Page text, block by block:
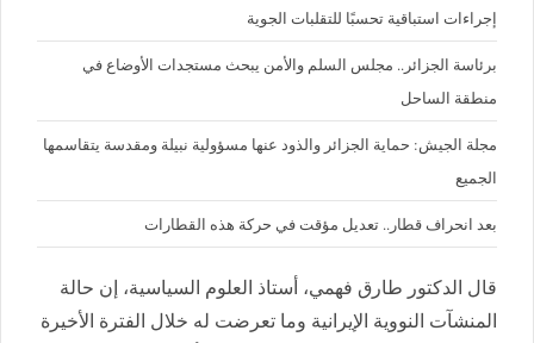
إجراءات استباقية تحسبًا للتقلبات الجوية
برئاسة الجزائر.. مجلس السلم والأمن يبحث مستجدات الأوضاع في
منطقة الساحل
مجلة الجيش: حماية الجزائر والذود عنها مسؤولية نبيلة ومقدسة يتقاسمها
الجميع
بعد انحراف قطار.. تعديل مؤقت في حركة هذه القطارات
قال الدكتور طارق فهمي، أستاذ العلوم السياسية، إن حالة
المنشآت النووية الإيرانية وما تعرضت له خلال الفترة الأخيرة